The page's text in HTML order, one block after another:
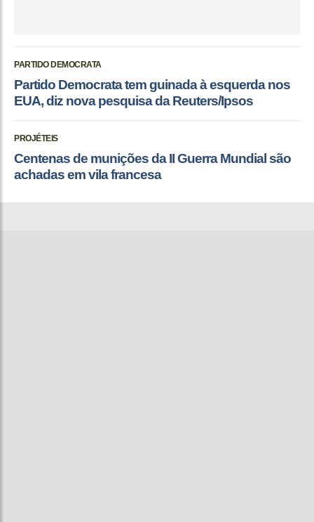
PARTIDO DEMOCRATA
Partido Democrata tem guinada à esquerda nos
EUA, diz nova pesquisa da Reuters/Ipsos
PROJÉTEIS
Centenas de munições da II Guerra Mundial são
achadas em vila francesa